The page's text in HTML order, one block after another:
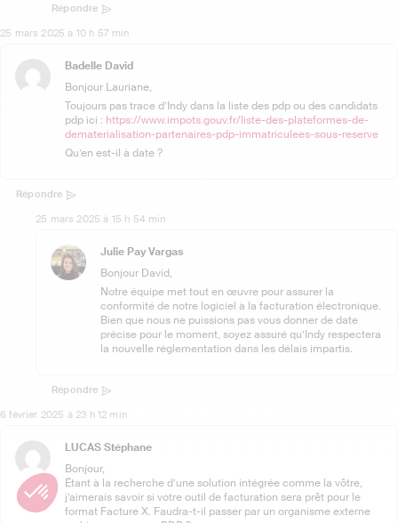
Répondre
25 mars 2025 à 10 h 57 min
Badelle David
Bonjour Lauriane,
Toujours pas trace d’Indy dans la liste des pdp ou des candidats
pdp ici : https://www.impots.gouv.fr/liste-des-plateformes-de-
dematerialisation-partenaires-pdp-immatriculees-sous-reserve
Qu’en est-il à date ?
Répondre
25 mars 2025 à 15 h 54 min
Julie Pay Vargas
Bonjour David,
Notre équipe met tout en œuvre pour assurer la
conformité de notre logiciel à la facturation électronique.
Bien que nous ne puissions pas vous donner de date
précise pour le moment, soyez assuré qu’Indy respectera
la nouvelle réglementation dans les délais impartis.
Répondre
6 février 2025 à 23 h 12 min
LUCAS Stéphane
Bonjour,
Étant à la recherche d’une solution intégrée comme la vôtre,
j’aimerais savoir si votre outil de facturation sera prêt pour le
format Facture X. Faudra-t-il passer par un organisme externe